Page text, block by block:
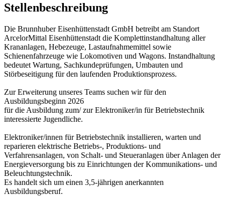
Stellenbeschreibung
Die Brunnhuber Eisenhüttenstadt GmbH betreibt am Standort
ArcelorMittal Eisenhüttenstadt die Komplettinstandhaltung aller
Krananlagen, Hebezeuge, Lastaufnahmemittel sowie
Schienenfahrzeuge wie Lokomotiven und Wagons. Instandhaltung
bedeutet Wartung, Sachkundeprüfungen, Umbauten und
Störbeseitigung für den laufenden Produktionsprozess.
Zur Erweiterung unseres Teams suchen wir für den
Ausbildungsbeginn 2026
für die Ausbildung zum/ zur Elektroniker/in für Betriebstechnik
interessierte Jugendliche.
Elektroniker/innen für Betriebstechnik installieren, warten und
reparieren elektrische Betriebs-, Produktions- und
Verfahrensanlagen, von Schalt- und Steueranlagen über Anlagen der
Energieversorgung bis zu Einrichtungen der Kommunikations- und
Beleuchtungstechnik.
Es handelt sich um einen 3,5-jährigen anerkannten
Ausbildungsberuf.